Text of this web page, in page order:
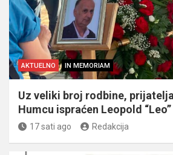
AKTUELNO IN MEMORIAM
Uz veliki broj rodbine,
Humcu ispraćen Leopold
17 sati ago Redakcija